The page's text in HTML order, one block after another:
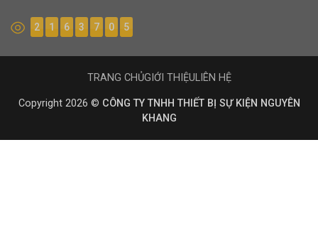
2 1 6 3 7 0 5
Copyright 2026 © CÔNG TY TNHH THIẾT BỊ SỰ KIỆN NGUYÊN
KHANG
TRANG CHỦGIỚI THIỆULIÊN HỆ